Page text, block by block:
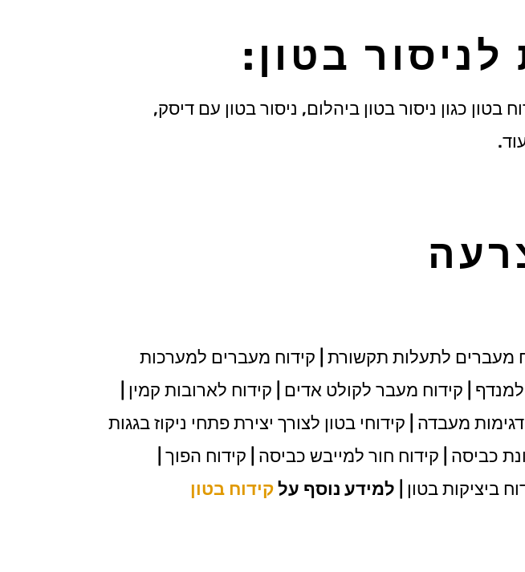
לניסור בטון:
כגון ניסור בטון ביהלום, ניסור בטון עם דיסק,
מעברים לתעלות תקשורת | קידוח מעברים למערכות
| קידוח מעבר לקולט אדים | קידוח לארובות קמין |
מעבדה | קידוחי בטון לצורך יצירת פתחי ניקוז בגגות
כביסה | קידוח חור למייבש כביסה | קידוח הפוך |
ביציקות בטון | למידע נוסף עלקידוח בטון